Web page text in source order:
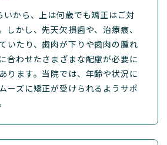
いから、上は何歳でも矯正はご対
しかし、先天欠損歯や、治療痕、
いたり、歯肉が下りや歯肉の腫れ
合わせたさまざまな配慮が必要に
ります。当院では、年齢や状況に
ーズに矯正が受けられるようサポ